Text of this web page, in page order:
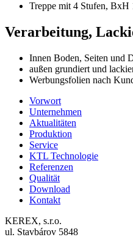
Treppe mit 4 Stufen, BxH
Verarbeitung,
Innen Boden, Seiten und
außen grundiert und
Werbungsfolien nach
Vorwort
Unternehmen
Aktualitäten
Produktion
Service
KTL Technologie
Referenzen
Qualität
Download
Kontakt
KEREX, s.r.o.
ul. Stavbárov 5848